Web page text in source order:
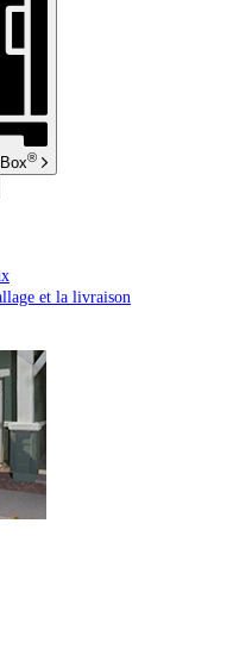
®
et la livraison